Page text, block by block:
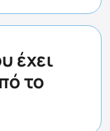
έχει
το